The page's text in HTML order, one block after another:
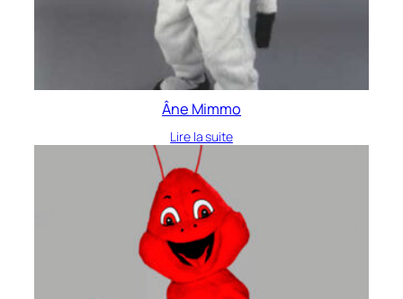
Âne Mimmo
Lire la suite